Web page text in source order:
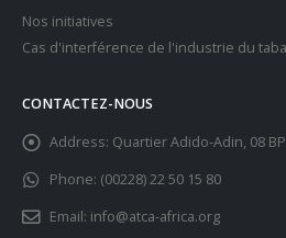
Cas d'interférence de l'industrie du tabac